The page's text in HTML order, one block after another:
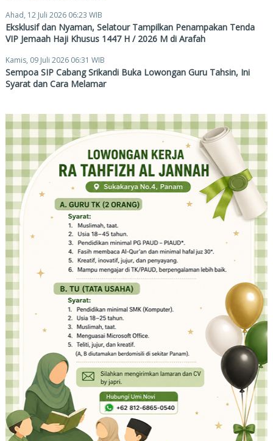
Ahad, 12 Juli 2026 06:23 WIB
Eksklusif dan Nyaman, Selatour Tampilkan Penampakan Tenda
VIP Jemaah Haji Khusus 1447 H / 2026 M di Arafah
Kamis, 09 Juli 2026 06:31 WIB
Sempoa SIP Cabang Srikandi Buka Lowongan Guru Tahsin, Ini
Syarat dan Cara Melamar